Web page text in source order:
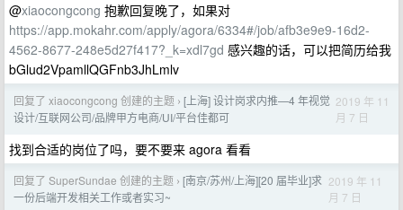
@xiaocongcong 抱歉回复晚了，如果对
https://app.mokahr.com/apply/agora/6334#/job/afb3e9e9-16d2-
4562-8677-248e5d27f417?_k=xdl7gd 感兴趣的话，可以把简历给我
bGlud2VpamllQGFnb3JhLmlv
回复了 xiaocongcong 创建的主题 › [上海] 设计岗求内推—4 年视觉
设计/互联网公司/品牌甲方电商/UI/平台佳都可
2019 年 11
月 7 日
找到合适的岗位了吗，要不要来 agora 看看
回复了 SuperSundae 创建的主题 › [南京/苏州/上海][20 届毕业]求
一份后端开发相关工作或者实习~
2019 年 11
月 7 日